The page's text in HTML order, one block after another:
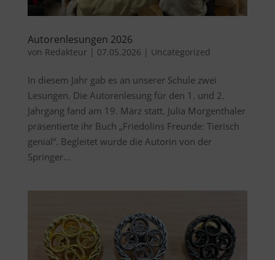
Autorenlesungen 2026
von Redakteur | 07.05.2026 | Uncategorized
In diesem Jahr gab es an unserer Schule zwei
Lesungen. Die Autorenlesung für den 1. und 2.
Jahrgang fand am 19. März statt. Julia Morgenthaler
präsentierte ihr Buch „Friedolins Freunde: Tierisch
genial“. Begleitet wurde die Autorin von der
Springer...